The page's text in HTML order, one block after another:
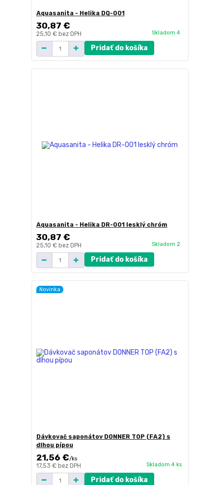
Aquasanita - Helika DQ-001
30,87 €
25,10 € bez DPH Skladom 4
Pridať do košíka
Aquasanita - Helika DR-001 lesklý chróm
30,87 €
25,10 € bez DPH Skladom 2
Pridať do košíka
Novinka
Dávkovač saponátov DONNER TOP (FA2) s
dlhou pípou
21,56 €/ks
17,53 € bez DPH Skladom 4 ks
Pridať do košíka